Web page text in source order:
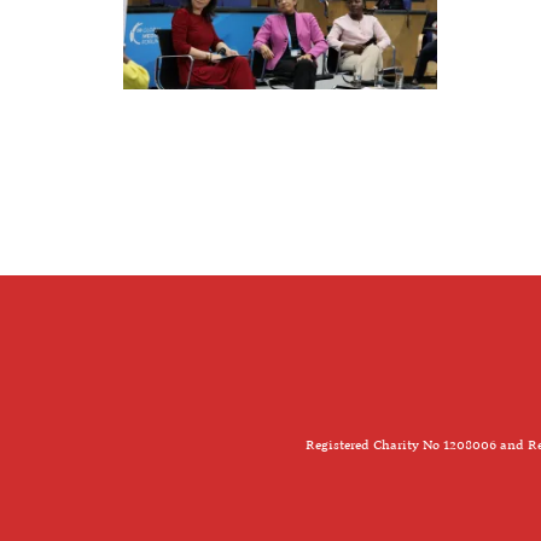
Registered Charity No 1208006 and